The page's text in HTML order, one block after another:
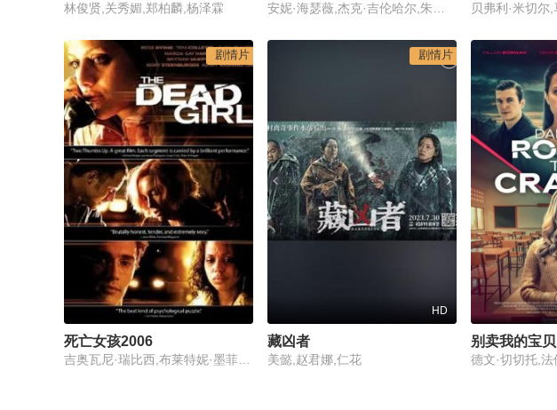
林俊贤,关秀媚,郑柏麟,杨泽霖
剧情片
死亡女孩2006
剧情片
HD
藏凶者
美懿,赵君娜,仁花
别卖我的宝贝